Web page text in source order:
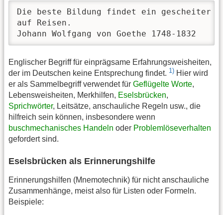
Die beste Bildung findet ein gescheiter
auf Reisen.
Johann Wolfgang von Goethe 1748-1832
Englischer Begriff für einprägsame Erfahrungsweisheiten,
der im Deutschen keine Entsprechung findet. 1) Hier wird
er als Sammelbegriff verwendet für Geflügelte Worte,
Lebensweisheiten, Merkhilfen, Eselsbrücken,
Sprichwörter, Leitsätze, anschauliche Regeln usw., die
hilfreich sein können, insbesondere wenn
buschmechanisches Handeln oder Problemlöseverhalten
gefordert sind.
Eselsbrücken als Erinnerungshilfe
Erinnerungshilfen (Mnemotechnik) für nicht anschauliche
Zusammenhänge, meist also für Listen oder Formeln.
Beispiele: